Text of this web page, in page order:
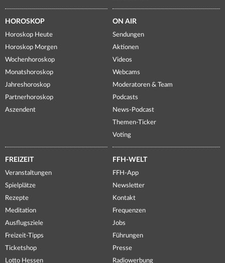
HOROSKOP
Horoskop Heute
Horoskop Morgen
Wochenhoroskop
Monatshoroskop
Jahreshoroskop
Partnerhoroskop
Aszendent
ON AIR
Sendungen
Aktionen
Videos
Webcams
Moderatoren & Team
Podcasts
News-Podcast
Themen-Ticker
Voting
FREIZEIT
Veranstaltungen
Spielplätze
Rezepte
Meditation
Ausflugsziele
Freizeit-Tipps
Ticketshop
Lotto Hessen
FFH-WELT
FFH-App
Newsletter
Kontakt
Frequenzen
Jobs
Führungen
Presse
Radiowerbung